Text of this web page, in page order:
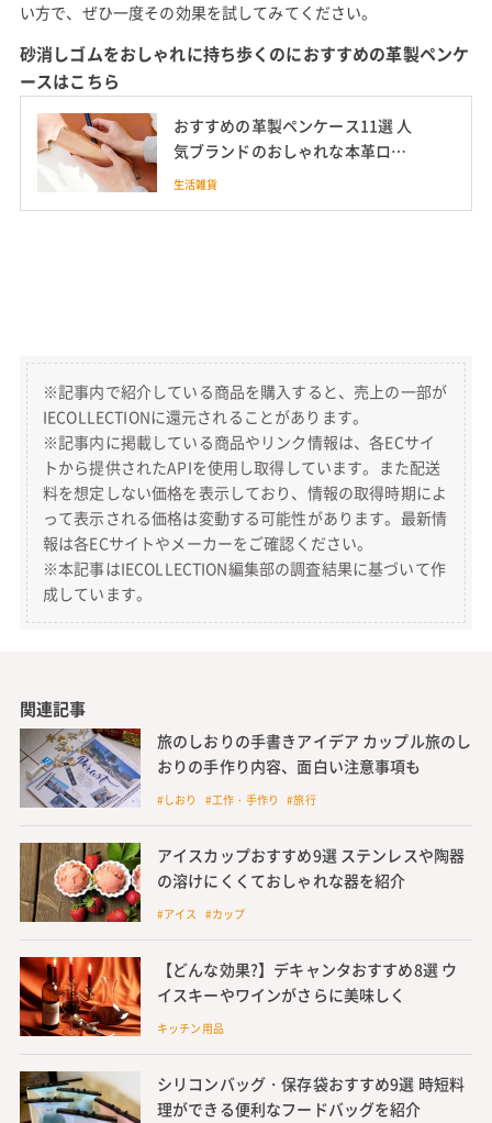
い方で、ぜひ一度その効果を試してみてください。
砂消しゴムをおしゃれに持ち歩くのにおすすめの革製ペンケ
ースはこちら
おすすめの革製ペンケース11選 人
気ブランドのおしゃれな本革ロー
ルタイプや大容量の三角デザイン
生活雑貨
※記事内で紹介している商品を購入すると、売上の一部が
IECOLLECTIONに還元されることがあります。
※記事内に掲載している商品やリンク情報は、各ECサイ
トから提供されたAPIを使用し取得しています。また配送
料を想定しない価格を表示しており、情報の取得時期によ
って表示される価格は変動する可能性があります。最新情
報は各ECサイトやメーカーをご確認ください。
※本記事はIECOLLECTION編集部の調査結果に基づいて作
成しています。
関連記事
旅のしおりの手書きアイデア カップル旅のし
おりの手作り内容、面白い注意事項も
#しおり #工作・手作り #旅行
アイスカップおすすめ9選 ステンレスや陶器
の溶けにくくておしゃれな器を紹介
#アイス #カップ
【どんな効果?】デキャンタおすすめ8選 ウ
イスキーやワインがさらに美味しく
キッチン用品
シリコンバッグ・保存袋おすすめ9選 時短料
理ができる便利なフードバッグを紹介